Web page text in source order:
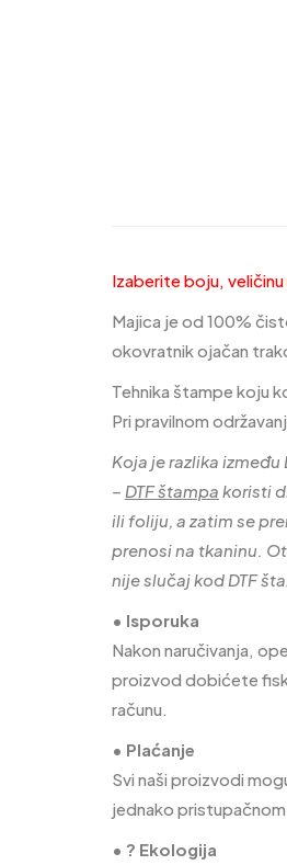
Izaberite boju,
Majica je od 100%
okovratnik ojačan
Tehnika štampe koju
Pri pravilnom
Koja je razlika
– DTF štampa koristi
ili foliju, a zatim se
prenosi na tkaninu.
nije slučaj kod DTF
• Isporuka
Nakon naručivanja,
proizvod dobićete
računu.
• Plaćanje
Svi naši proizvodi
jednako pristupačnom
• ? Ekologija